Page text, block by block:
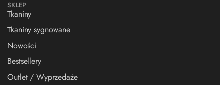
SKLEP
Tkaniny
Tkaniny sygnowane
Nowości
Bestsellery
Outlet / Wyprzedaże